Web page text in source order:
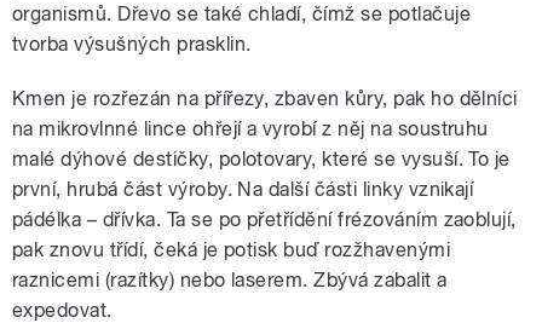
organismů. Dřevo se také chladí, čímž se potlačuje
tvorba výsušných prasklin.
Kmen je rozřezán na přířezy, zbaven kůry, pak ho dělníci
na mikrovlnné lince ohřejí a vyrobí z něj na soustruhu
malé dýhové destičky, polotovary, které se vysuší. To je
první, hrubá část výroby. Na další části linky vznikají
pádélka – dřívka. Ta se po přetřídění frézováním zaoblují,
pak znovu třídí, čeká je potisk buď rozžhavenými
raznicemi (razítky) nebo laserem. Zbývá zabalit a
expedovat.